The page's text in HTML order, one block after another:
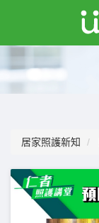
居家照護新知